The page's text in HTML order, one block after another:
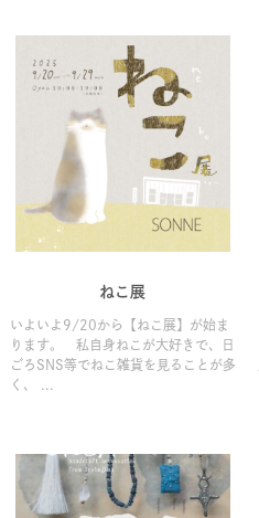
ねこ展
いよいよ9/20から【ねこ展】が始ま
ります。 私自身ねこが大好きで、日
ごろSNS等でねこ雑貨を見ることが多
く、 ...